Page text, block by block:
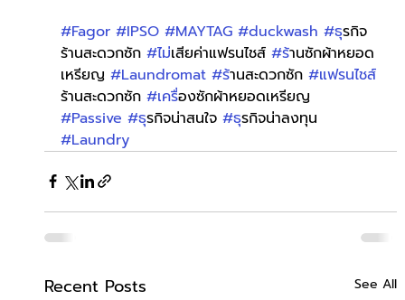
#Fagor #IPSO #MAYTAG #duckwash #ธุรกิจ
ร้านสะดวกซัก #ไม่เสียค่าแฟรนไชส์ #ร้านซักผ้าหยอด
เหรียญ #Laundromat #ร้านสะดวกซัก #แฟรนไชส์
ร้านสะดวกซัก #เครื่องซักผ้าหยอดเหรียญ
#Passive #ธุรกิจน่าสนใจ #ธุรกิจน่าลงทุน
#Laundry
Recent Posts See All